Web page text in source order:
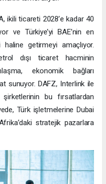
ikili ticareti 2028’e kadar 40
ve Türkiye’yi BAE’nin en
getirmeyi amaçlıyor.
dışı ticaret hacminin
ekonomik bağları
sunuyor. DAFZ, Interlink ile
şirketlerinin bu fırsatlardan
Türk işletmelerine Dubai
stratejik pazarlara